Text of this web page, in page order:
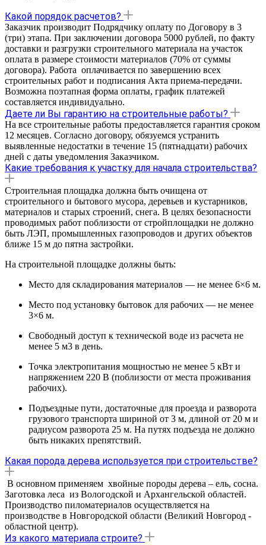
Какой порядок расчетов?
Заказчик производит Подрядчику оплату по Договору в 3
(три) этапа. При заключении договора 5000 рублей, по факту
доставки и разгрузки строительного материала на участок
оплата в размере стоимости материалов (70% от суммы
договора). Работа оплачивается по завершению всех
строительных работ и подписания Акта приема-передачи.
Возможна поэтапная форма оплаты, график платежей
составляется индивидуально.
Даете ли Вы гарантию на строительные работы?
На все строительные работы предоставляется гарантия cроком
12 месяцев. Согласно договору, обязуемся устранить
выявленные недостатки в течение 15 (пятнадцати) рабочих
дней с даты уведомления Заказчиком.
Какие требования к участку для начала строительства?
Строительная площадка должна быть очищена от
строительного и бытового мусора, деревьев и кустарников,
материалов и старых строений, снега. В целях безопасности
проводимых работ поблизости от стройплощадки не должно
быть ЛЭП, промышленных газопроводов и других объектов
ближе 15 м до пятна застройки.
На строительной площадке должны быть:
Место для складирования материалов — не менее 6×6 м.
Место под установку бытовок для рабочих — не менее
3×6 м.
Свободный доступ к технической воде из расчета не
менее 5 м3 в день.
Точка электропитания мощностью не менее 5 кВт и
напряжением 220 В (поблизости от места проживания
рабочих).
Подъездные пути, достаточные для проезда и разворота
грузового транспорта шириной от 3 м, длиной от 20 м и
радиусом разворота 25 м. На путях подъезда не должно
быть никаких препятствий.
Какая порода дерева используется при строительстве?
В основном применяем хвойные породы дерева – ель, сосна.
Заготовка леса из Вологодской и Архангельской областей.
Производство пиломатериалов осуществляется на
производстве в Новгородской области (Великий Новгород -
областной центр).
Из какого материала строите?